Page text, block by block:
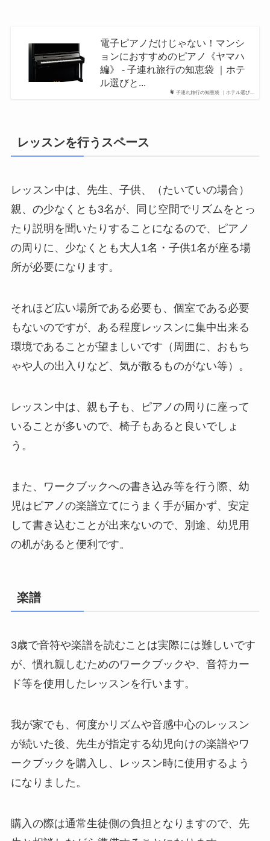
子連れ旅行の知恵袋 ｜ホテル選び...
電子ピアノだけじゃない！マンシ
ョンにおすすめのピアノ《ヤマハ
編》 - 子連れ旅行の知恵袋 ｜ホテ
ル選びと...
レッスンを行うスペース
レッスン中は、先生、子供、（たいていの場合）
親、の少なくとも3名が、同じ空間でリズムをとっ
たり説明を聞いたりすることになるので、ピアノ
の周りに、少なくとも大人1名・子供1名が座る場
所が必要になります。
それほど広い場所である必要も、個室である必要
もないのですが、ある程度レッスンに集中出来る
環境であることが望ましいです（周囲に、おもち
ゃや人の出入りなど、気が散るものがない等）。
レッスン中は、親も子も、ピアノの周りに座って
いることが多いので、椅子もあると良いでしょ
う。
また、ワークブックへの書き込み等を行う際、幼
児はピアノの楽譜立てにうまく手が届かず、安定
して書き込むことが出来ないので、別途、幼児用
の机があると便利です。
楽譜
3歳で音符や楽譜を読むことは実際には難しいです
が、慣れ親しむためのワークブックや、音符カー
ド等を使用したレッスンを行います。
我が家でも、何度かリズムや音感中心のレッスン
が続いた後、先生が指定する幼児向けの楽譜やワ
ークブックを購入し、レッスン時に使用するよう
になりました。
購入の際は通常生徒側の負担となりますので、先